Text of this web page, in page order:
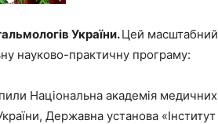
України.Цей масштабний
науково-практичну програму:
Національна академія медичних
Державна установа «Інститут